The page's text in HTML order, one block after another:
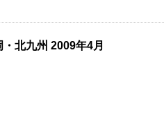
北九州 2009年4月